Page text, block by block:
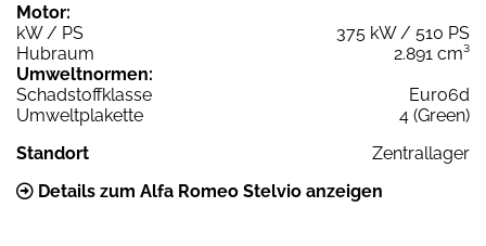
Motor:
kW / PS
375 kW / 510 PS
Hubraum
2.891 cm³
Umweltnormen:
Schadstoffklasse
Euro6d
Umweltplakette
4 (Green)
Standort
Zentrallager
Details zum Alfa Romeo Stelvio anzeigen